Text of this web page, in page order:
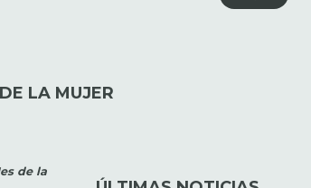
LA MUJER
de la